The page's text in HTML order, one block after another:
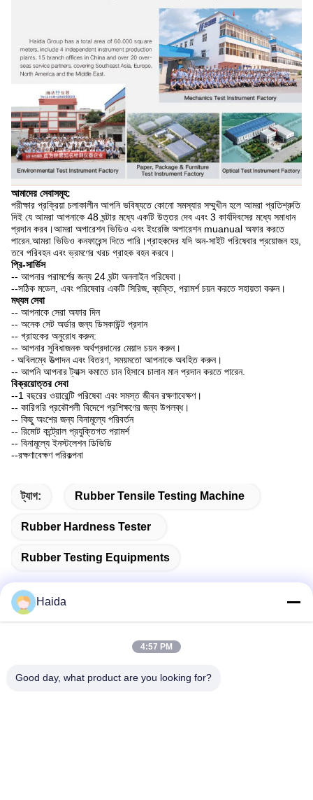
আমাদের সেবাসমূহ:
পরীক্ষার প্রক্রিয়া চলাকালীন আপনি ভবিষ্যতে কোনো সমস্যার সম্মুখীন হলে আমরা প্রতিশ্রুতি
দিই যে আমরা আপনাকে 48 ঘন্টার মধ্যে একটি উত্তর দেব এবং 3 কার্যদিবসের মধ্যে সমাধান
প্রদান করব।আমরা অপারেশন ভিডিও এবং ইংরেজি অপারেশন muanual অফার করতে
পারেন.আমরা ভিডিও কনফারেন্স দিতে পারি।গ্রাহকদের যদি অন-সাইট পরিষেবার প্রয়োজন হয়,
তবে পরিবহন এবং ভ্রমণের খরচ গ্রাহক বহন করবে।
প্রি-সার্ভিস
-- আপনার পরামর্শের জন্য 24 ঘন্টা অনলাইন পরিষেবা।
--সঠিক মডেল, এবং পরিষেবার একটি সিরিজ, ব্যক্তি, পরামর্শ চয়ন করতে সহায়তা করুন।
মধ্যম সেবা
-- আপনাকে সেরা অফার দিন
-- অনেক সেট অর্ডার জন্য ডিসকাউন্ট প্রদান
-- গ্রাহকের অনুরোধ করুন:
-- আপনার সুবিধাজনক অর্থপ্রদানের মেয়াদ চয়ন করুন।
- অবিলম্বে উত্পাদন এবং বিতরণ, সময়মতো আপনাকে অবহিত করুন।
-- আপনি আপনার ট্যাক্স কমাতে চান হিসাবে চালান মান প্রদান করতে পারেন.
বিক্রয়োত্তর সেবা
--1 বছরের ওয়ারেন্টি পরিষেবা এবং সমস্ত জীবন রক্ষণাবেক্ষণ।
-- কারিগরি প্রকৌশলী বিদেশে প্রশিক্ষণের জন্য উপলব্ধ।
-- কিছু অংশের জন্য বিনামূল্যে পরিবর্তন
-- রিমোট কন্ট্রোল প্রযুক্তিগত পরামর্শ
-- বিনামূল্যে ইনস্টলেশন ডিভিডি
--রক্ষণাবেক্ষণ পরিকল্পনা
ট্যাগ: Rubber Tensile Testing Machine
Rubber Hardness Tester
Rubber Testing Equipments
ঠিকানা
Haida
4:57 PM
Good day, what product are you looking for?